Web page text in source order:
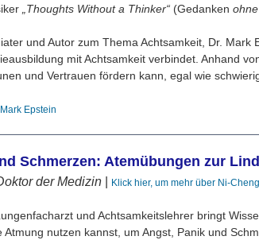
„Thoughts Without a Thinker“ (Gedanken
und Autor zum Thema Achtsamkeit, Dr.
mit Achtsamkeit verbindet. Anhand
und Vertrauen fördern kann, egal wie
Epstein
Schmerzen: Atemübungen zur
der Medizin Klick hier, um mehr über Ni-
und Achtsamkeitslehrer bringt
Atmung nutzen kannst, um Angst, Panik und